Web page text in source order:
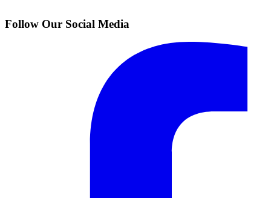
Follow Our Social Media